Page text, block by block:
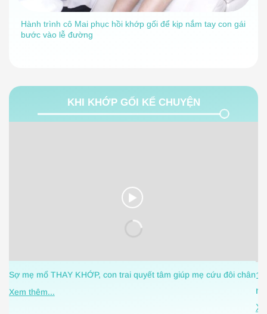
Hành trình cô Mai phục hồi khớp gối để kịp nắm tay con gái
bước vào lễ đường
KHI KHỚP GỐI KỂ CHUYỆN
Sợ mẹ mổ THAY KHỚP, con trai quyết tâm giúp mẹ cứu đôi chân
Xem thêm...
1